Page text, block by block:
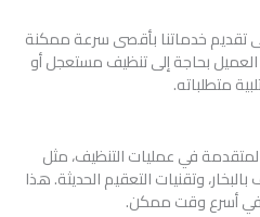
تقديم خدماتنا بأقصى سرعة ممكنة
العميل بحاجة إلى تنظيف مستعجل أو
متطلباته.
في عمليات التنظيف، مثل
وتقنيات التعقيم الحديثة. هذا
أسرع وقت ممكن.